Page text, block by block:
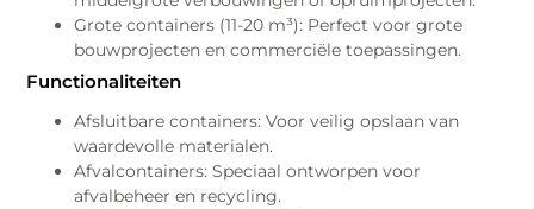
Grote containers (11-20 m³): Perfect voor grote
bouwprojecten en commerciële toepassingen.
Functionaliteiten
Afsluitbare containers: Voor veilig opslaan van
waardevolle materialen.
Afvalcontainers: Speciaal ontworpen voor
afvalbeheer en recycling.